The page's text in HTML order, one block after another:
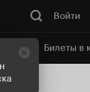
Войти
Билеты в